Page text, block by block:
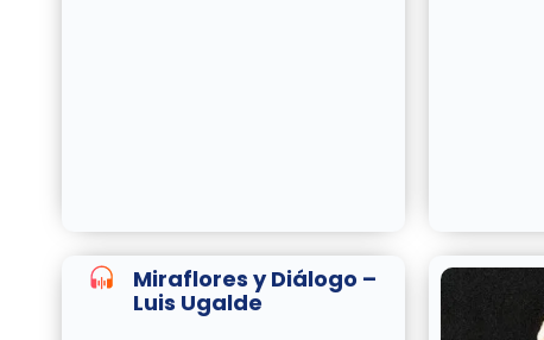
Miraflores y Diálogo –
Luis Ugalde